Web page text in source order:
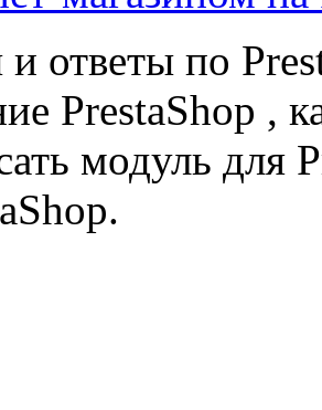
ответы по
PrestaShop ,
модуль для